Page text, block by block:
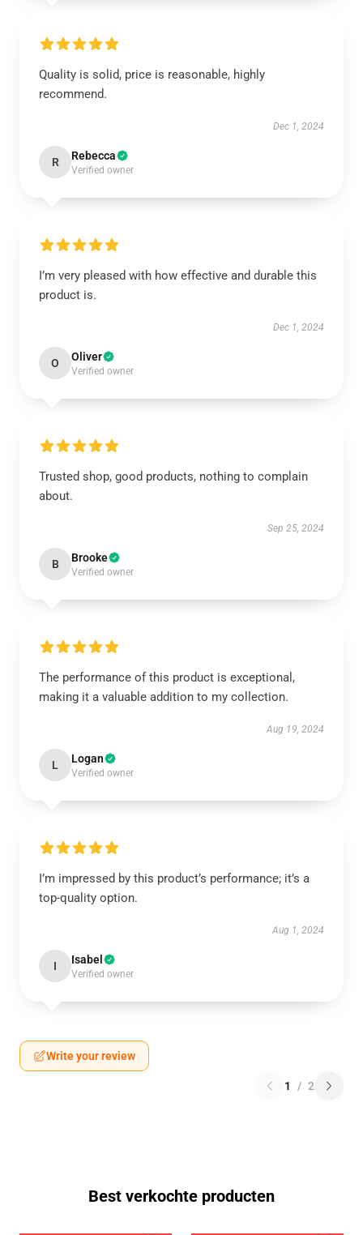
Quality is solid, price is reasonable, highly
recommend.
Dec 1, 2024
R Rebecca
Verified owner
I’m very pleased with how effective and durable this
product is.
Dec 1, 2024
O Oliver
Verified owner
Trusted shop, good products, nothing to complain
about.
Sep 25, 2024
B Brooke
Verified owner
The performance of this product is exceptional,
making it a valuable addition to my collection.
Aug 19, 2024
L Logan
Verified owner
I’m impressed by this product’s performance; it’s a
top-quality option.
Aug 1, 2024
I Isabel
Verified owner
Write your review
1 / 2
Best verkochte producten